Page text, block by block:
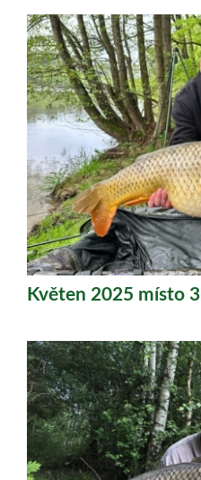
Květen 2025 místo 3